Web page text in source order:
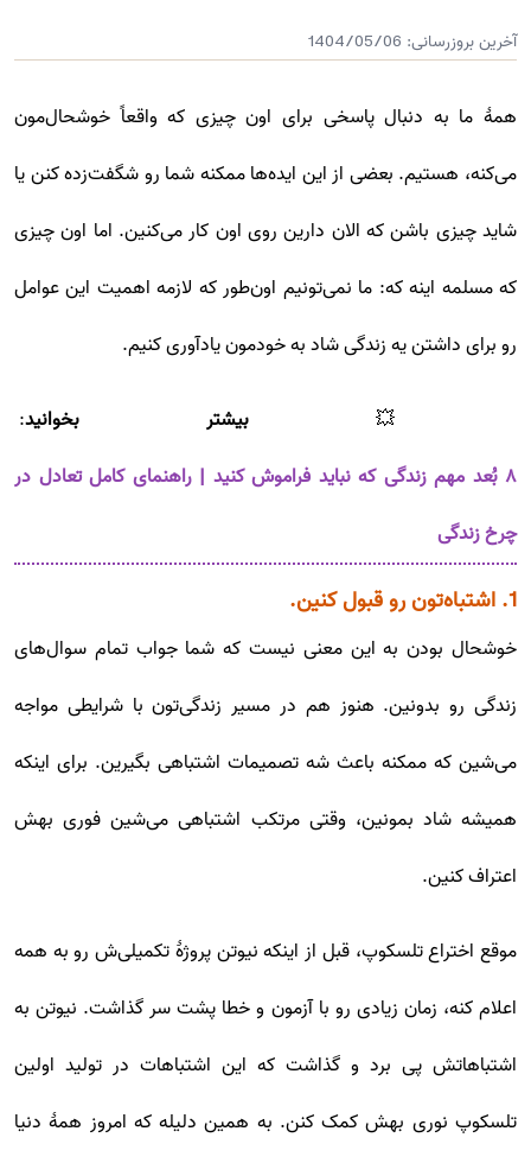
آخرین بروزرسانی: 1404/05/06
همۀ ما به دنبال پاسخی برای اون چیزی که واقعاً خوشحال‌مون
می‌کنه، هستیم. بعضی از این ایده‌ها ممکنه شما رو شگفت‌زده کنن یا
شاید چیزی باشن که الان دارین روی اون کار می‌کنین. اما اون چیزی
که مسلمه اینه که: ما نمی‌تونیم اون‌طور که لازمه اهمیت این عوامل
رو برای داشتن یه زندگی شاد به خودمون یادآوری کنیم.
💥 بیشتر بخوانید:
۸ بُعد مهم زندگی که نباید فراموش کنید | راهنمای کامل تعادل در
چرخ زندگی
1. اشتباه‌تون رو قبول کنین.
خوشحال بودن به این معنی نیست که شما جواب تمام سوال‌های
زندگی رو بدونین. هنوز هم در مسیر زندگی‌تون با شرایطی مواجه
می‌شین که ممکنه باعث شه تصمیمات اشتباهی بگیرین. برای اینکه
همیشه شاد بمونین، وقتی مرتکب اشتباهی می‌شین فوری بهش
اعتراف کنین.
موقع اختراع تلسکوپ، قبل از اینکه نیوتن پروژۀ تکمیلی‌ش رو به همه
اعلام کنه، زمان زیادی رو با آزمون و خطا پشت سر گذاشت. نیوتن به
اشتباهاتش پی برد و گذاشت که این اشتباهات در تولید اولین
تلسکوپ نوری بهش کمک کنن. به همین دلیله که امروز همۀ دنیا